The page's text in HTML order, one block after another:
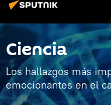
Ciencia
Los hallazgos más
emocionantes en el